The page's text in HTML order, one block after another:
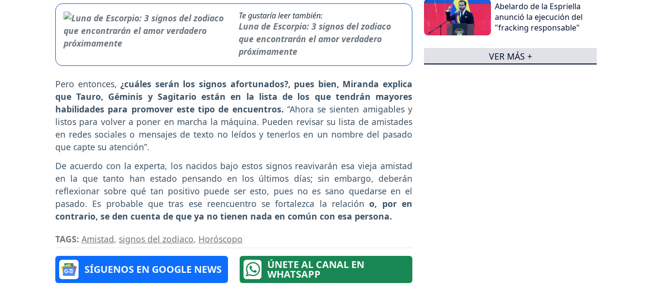
Te gustaría leer también:
Luna de Escorpio: 3 signos del zodiaco
que encontrarán el amor verdadero
próximamente
Pero entonces,¿cuáles serán los signos afortunados?, pues bien, Miranda explica
que Tauro, Géminis y Sagitario están en la lista de los que tendrán mayores
habilidades para promover este tipo de encuentros. “Ahora se sienten amigables y
listos para volver a poner en marcha la máquina. Pueden revisar su lista de amistades
en redes sociales o mensajes de texto no leídos y tenerlos en un nombre del pasado
que capte su atención”.
De acuerdo con la experta, los nacidos bajo estos signos reavivarán esa vieja amistad
en la que tanto han estado pensando en los últimos días; sin embargo, deberán
reflexionar sobre qué tan positivo puede ser esto, pues no es sano quedarse en el
pasado. Es probable que tras ese reencuentro se fortalezca la relacióno, por en
contrario, se den cuenta de que ya no tienen nada en común con esa persona.
TAGS: Amistad, signos del zodiaco, Horóscopo
SÍGUENOS EN GOOGLE NEWS ÚNETE AL CANAL EN
WHATSAPP
Abelardo de la Espriella
anunció la ejecución del
"fracking responsable"
VER MÁS +